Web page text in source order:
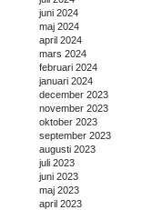
juni 2024
maj 2024
april 2024
mars 2024
februari 2024
januari 2024
december 2023
november 2023
oktober 2023
september 2023
augusti 2023
juli 2023
juni 2023
maj 2023
april 2023